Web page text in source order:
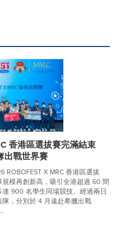
香港區選拔賽完滿結束
出戰世界賽
ROBOFEST X MRC 香港區選拔
模再創新高，吸引全港超過 60 間
900 名學生同場競技。經過兩日
，分別於 4 月遠赴希臘出戰